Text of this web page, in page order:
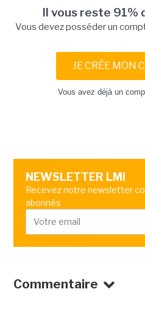
Il vous reste 91%
Vous devez posséder un
JE CRÉE MON
Vous avez déjà un
NEWSLETTER LMI
Recevez notre newsletter
abonnés
Commentaire